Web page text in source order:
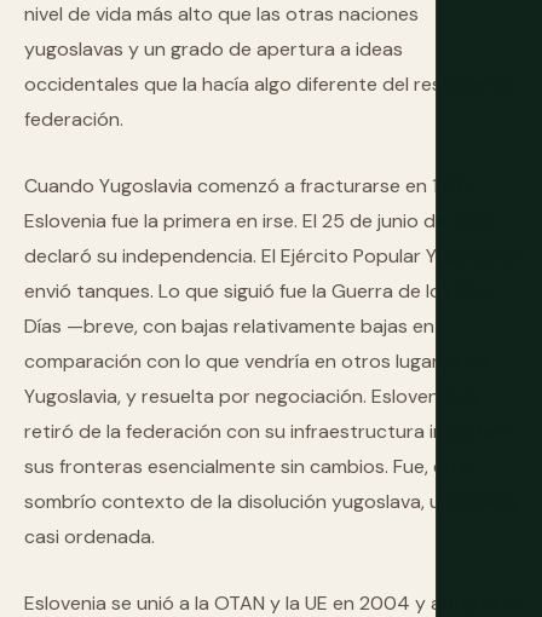
nivel de vida más alto que las otras naciones
yugoslavas y un grado de apertura a ideas
occidentales que la hacía algo diferente del resto de la
federación.
Cuando Yugoslavia comenzó a fracturarse en 1991,
Eslovenia fue la primera en irse. El 25 de junio de 1991,
declaró su independencia. El Ejército Popular Yugoslavo
envió tanques. Lo que siguió fue la Guerra de los Diez
Días —breve, con bajas relativamente bajas en
comparación con lo que vendría en otros lugares de
Yugoslavia, y resuelta por negociación. Eslovenia se
retiró de la federación con su infraestructura intacta y
sus fronteras esencialmente sin cambios. Fue, en el
sombrío contexto de la disolución yugoslava, una salida
casi ordenada.
Eslovenia se unió a la OTAN y la UE en 2004 y adoptó el